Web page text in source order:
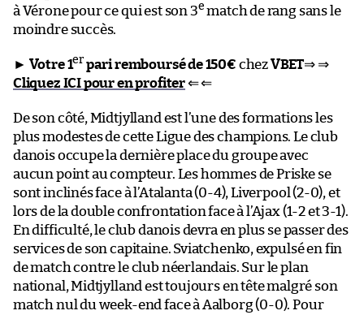
à Vérone pour ce qui est son 3e match de rang sans le
moindre succès.
► Votre 1er pari remboursé de 150€ chezVBET⇒ ⇒
Cliquez ICI pour en profiter⇐ ⇐
De son côté, Midtjylland est l’une des formations les
plus modestes de cette Ligue des champions. Le club
danois occupe la dernière place du groupe avec
aucun point au compteur. Les hommes de Priske se
sont inclinés face à l’Atalanta (0-4), Liverpool (2-0), et
lors de la double confrontation face à l’Ajax (1-2 et 3-1).
En difficulté, le club danois devra en plus se passer des
services de son capitaine. Sviatchenko, expulsé en fin
de match contre le club néerlandais. Sur le plan
national, Midtjylland est toujours en tête malgré son
match nul du week-end face à Aalborg (0-0). Pour